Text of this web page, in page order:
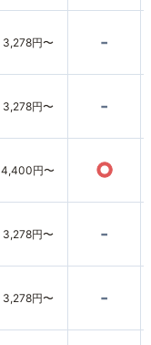
3,278円〜 -
3,278円〜 -
4,400円〜 ○
3,278円〜 -
3,278円〜 -